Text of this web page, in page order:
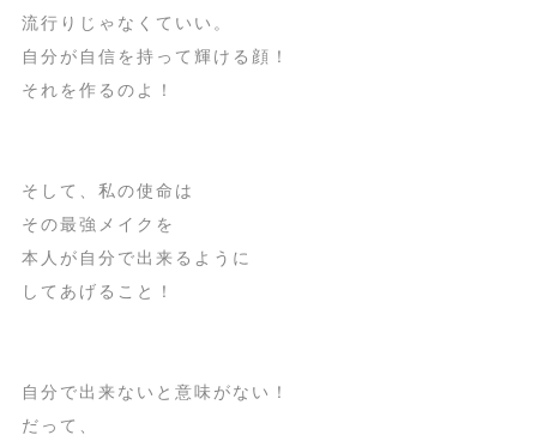
流行りじゃなくていい。
自分が自信を持って輝ける顔！
それを作るのよ！
そして、私の使命は
その最強メイクを
本人が自分で出来るように
してあげること！
自分で出来ないと意味がない！
だって、